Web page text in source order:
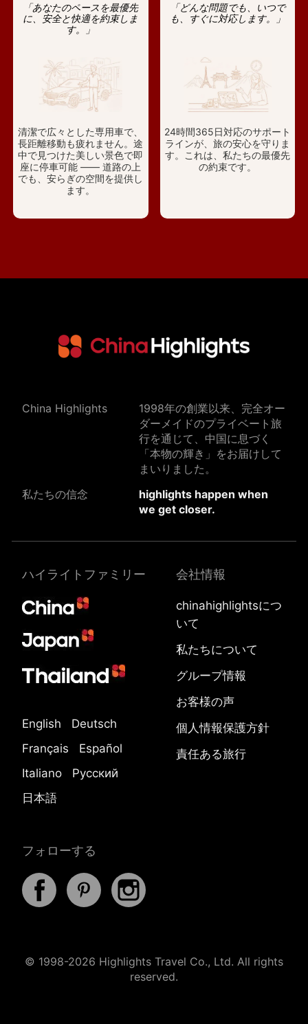
「あなたのペースを最優先
に、安全と快適を約束しま
す。」
清潔で広々とした専用車で、
長距離移動も疲れません。途
中で見つけた美しい景色で即
座に停車可能 —— 道路の上
でも、安らぎの空間を提供し
ます。
「どんな問題でも、いつで
も、すぐに対応します。」
24時間365日対応のサポート
ラインが、旅の安心を守りま
す。これは、私たちの最優先
の約束です。
China Highlights
1998年の創業以来、完全オー
ダーメイドのプライベート旅
行を通じて、中国に息づく
「本物の輝き」をお届けして
まいりました。
私たちの信念
highlights happen when
we get closer.
ハイライトファミリー
English
Deutsch
Français
Español
Italiano
Русский
日本語
フォローする
会社情報
chinahighlightsにつ
いて
私たちについて
グループ情報
お客様の声
個人情報保護方針
責任ある旅行
© 1998-2026 Highlights Travel Co., Ltd. All rights
reserved.